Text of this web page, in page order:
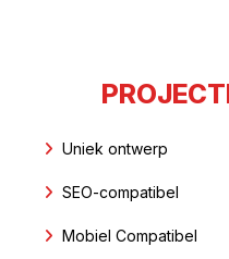
Uniek ontwerp
SEO-compatibel
Mobiel Compatibel